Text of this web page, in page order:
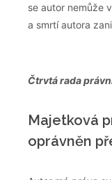
se autor nemůže
a smrtí autora
Čtrvtá rada
Majetková
oprávněn